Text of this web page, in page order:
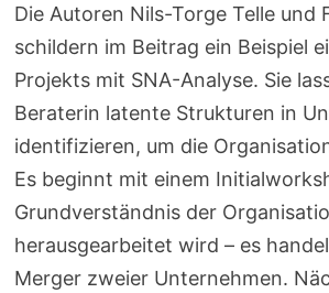
Die Autoren Nils-Torge Telle und
schildern im Beitrag ein Beispiel
Projekts mit SNA-Analyse. Sie
Beraterin latente Strukturen in
identifizieren, um die
Es beginnt mit einem
Grundverständnis der
herausgearbeitet wird – es
Merger zweier Unternehmen.